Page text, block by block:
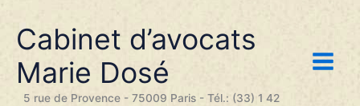
contenu
Cabinet d’avocats
Marie Dosé
5 rue de Provence - 75009 Paris - Tél.: (33) 1 42